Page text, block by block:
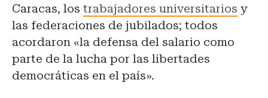
Caracas, los trabajadores universitarios y
las federaciones de jubilados; todos
acordaron «la defensa del salario como
parte de la lucha por las libertades
democráticas en el país».